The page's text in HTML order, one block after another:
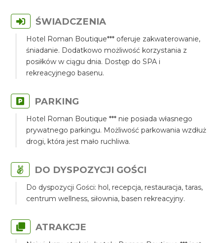
ŚWIADCZENIA
Hotel Roman Boutique*** oferuje zakwaterowanie,
śniadanie. Dodatkowo możliwość korzystania z
posiłków w ciągu dnia. Dostęp do SPA i
rekreacyjnego basenu.
PARKING
Hotel Roman Boutique *** nie posiada własnego
prywatnego parkingu. Możliwość parkowania wzdłuż
drogi, która jest mało ruchliwa.
DO DYSPOZYCJI GOŚCI
Do dyspozycji Gości: hol, recepcja, restauracja, taras,
centrum wellness, siłownia, basen rekreacyjny.
ATRAKCJE